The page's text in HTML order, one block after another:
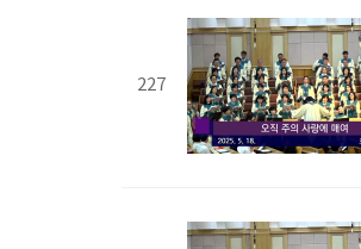
227